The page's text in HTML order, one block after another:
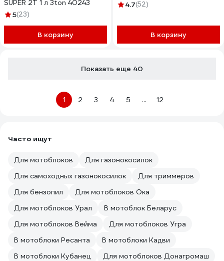
SUPER 2Т 1 л 3ton 40243
5(23)
В корзину
4.7(52)
В корзину
Показать еще 40
1 2 3 4 5 ... 12
Часто ищут
Для мотоблоков
Для газонокосилок
Для самоходных газонокосилок
Для триммеров
Для бензопил
Для мотоблоков Ока
Для мотоблоков Урал
В мотоблок Беларус
Для мотоблоков Вейма
Для мотоблоков Угра
В мотоблоки Ресанта
В мотоблоки Кадви
В мотоблоки Кубанец
Для мотоблоков Донагромаш